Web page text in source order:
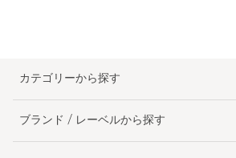
カテゴリーから探す
ブランド / レーベルから探す